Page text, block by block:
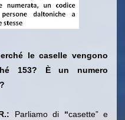
le caselle vengono
153? È un numero
Parliamo di “casette” e